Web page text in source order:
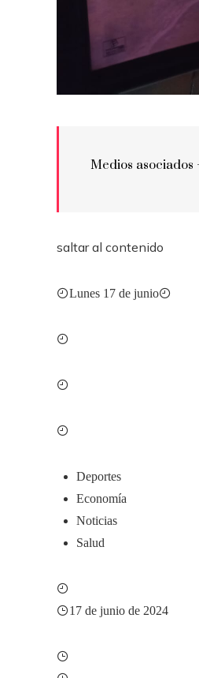
Medios asociados
saltar al contenido
Lunes 17 de junio
Deportes
Economía
Noticias
Salud
17 de junio de 2024